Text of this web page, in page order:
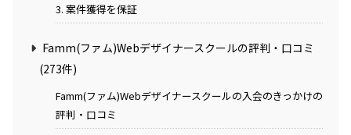
3. 案件獲得を保証
Famm(ファム)Webデザイナースクールの評判・口コミ
(273件)
Famm(ファム)Webデザイナースクールの入会のきっかけの
評判・口コミ